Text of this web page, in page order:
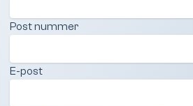
Post nummer
E-post